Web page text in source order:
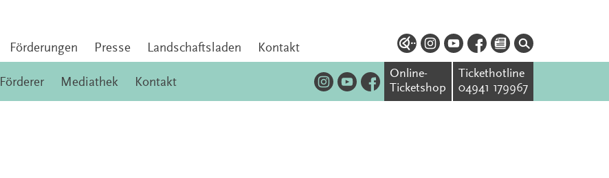
Förderungen Presse Landschaftsladen Kontakt
Förderer Mediathek Kontakt
Online-
Ticketshop
Tickethotline
04941 179967